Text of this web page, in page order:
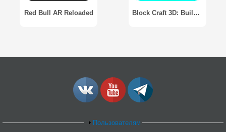
Red Bull AR Reloaded Block Craft 3D: Building Game
Пользователям